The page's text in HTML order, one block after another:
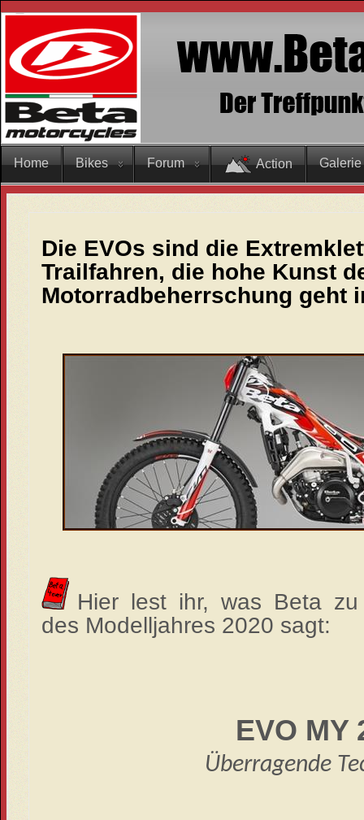
Home Bikes Forum Action Galerie
Die EVOs sind die
Trailfahren, die hohe Kunst
Motorradbeherrschung geht
Hier lest ihr, was Beta zu
des Modelljahres 2020 sagt:
EVO MY
Überragende